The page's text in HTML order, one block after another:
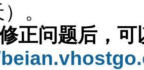
。
正问题后，可